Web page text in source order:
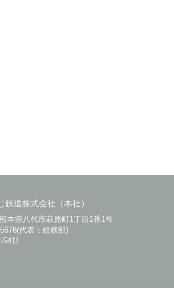
鉄道株式会社（本社）
本県八代市萩原町1丁目1番1号
代表：総務部)
5411